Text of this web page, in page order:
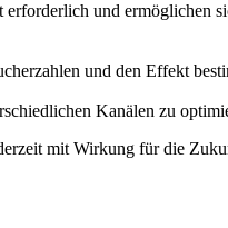
und
und den Effekt
Kanälen zu
mit Wirkung für die